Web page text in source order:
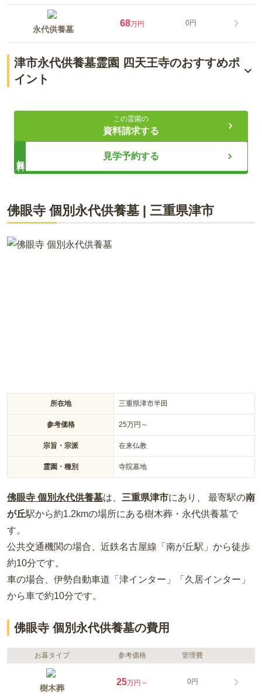
永代供養墓
68万円 0円
津市永代供養墓霊園 四天王寺のおすすめポ
イント
津駅から徒歩約8分
年間管理費などが不要
30台の大型駐車場が完備された緑豊かな安らぎの環境は、訪れ
る方々を和ませてくれます。永代供養墓・樹木葬の掃除と管理
この霊園の
資料請求する
見学予約する
佛眼寺 個別永代供養墓 | 三重県津市
所在地 三重県津市半田
参考価格 25万円～
宗旨・宗派 在来仏教
霊園・種別 寺院墓地
佛眼寺 個別永代供養墓は、 三重県津市にあり、 最寄駅の南
が丘駅から約1.2kmの場所にある樹木葬・永代供養墓で
す。
公共交通機関の場合、近鉄名古屋線「南が丘駅」から徒歩
約10分です。
車の場合、伊勢自動車道「津インター」「久居インター」
から車で約10分です。
佛眼寺 個別永代供養墓の費用
お墓タイプ 参考価格 管理費
樹木葬
25万円～ 0円